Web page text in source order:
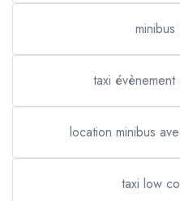
taxi
location minibus
taxi low